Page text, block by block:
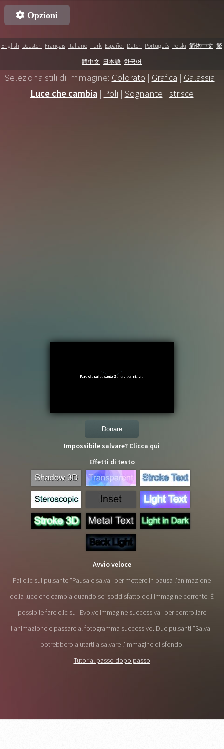
English Deustch Français Italiano Türk Español Dutch Português Polski 简体中文 繁
體中文 日本語 한국어
Seleziona stili di immagine: Colorato | Grafica | Galassia |
Luce che cambia| Poli | Sognante | strisce
Donare
Impossibile salvare? Clicca qui
Effetti di testo
Avvio veloce
Fai clic sul pulsante "Pausa e salva" per mettere in pausa l'animazione
della luce che cambia quando sei soddisfatto dell'immagine corrente. È
possibile fare clic su "Evolve immagine successiva" per controllare
l'animazione e passare al fotogramma successivo. Due pulsanti "Salva"
potrebbero aiutarti a salvare l'immagine di sfondo.
Tutorial passo dopo passo